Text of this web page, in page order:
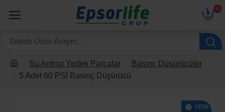
0
Su Arıtma Yedek Parçalar
Basınç Düşürücüler
5 Adet 60 PSİ Basınç Düşürücü
YENI